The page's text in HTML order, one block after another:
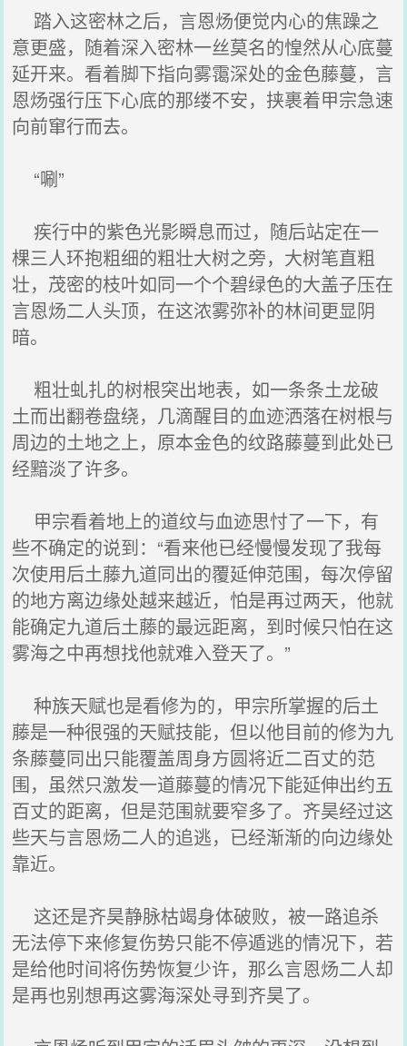
踏入这密林之后，言恩炀便觉内心的焦躁之
意更盛，随着深入密林一丝莫名的惶然从心底蔓
延开来。看着脚下指向雾霭深处的金色藤蔓，言
恩炀强行压下心底的那缕不安，挟裹着甲宗急速
向前窜行而去。
“唰”
疾行中的紫色光影瞬息而过，随后站定在一
棵三人环抱粗细的粗壮大树之旁，大树笔直粗
壮，茂密的枝叶如同一个个碧绿色的大盖子压在
言恩炀二人头顶，在这浓雾弥补的林间更显阴
暗。
粗壮虬扎的树根突出地表，如一条条土龙破
土而出翻卷盘绕，几滴醒目的血迹洒落在树根与
周边的土地之上，原本金色的纹路藤蔓到此处已
经黯淡了许多。
甲宗看着地上的道纹与血迹思忖了一下，有
些不确定的说到：“看来他已经慢慢发现了我每
次使用后土藤九道同出的覆延伸范围，每次停留
的地方离边缘处越来越近，怕是再过两天，他就
能确定九道后土藤的最远距离，到时候只怕在这
雾海之中再想找他就难入登天了。”
种族天赋也是看修为的，甲宗所掌握的后土
藤是一种很强的天赋技能，但以他目前的修为九
条藤蔓同出只能覆盖周身方圆将近二百丈的范
围，虽然只激发一道藤蔓的情况下能延伸出约五
百丈的距离，但是范围就要窄多了。齐昊经过这
些天与言恩炀二人的追逃，已经渐渐的向边缘处
靠近。
这还是齐昊静脉枯竭身体破败，被一路追杀
无法停下来修复伤势只能不停遁逃的情况下，若
是给他时间将伤势恢复少许，那么言恩炀二人却
是再也别想再这雾海深处寻到齐昊了。